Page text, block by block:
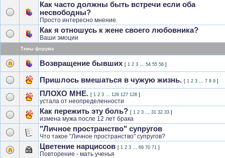
Как часто должны быть встречи если оба
несвободны?
Просто интересно мнение.
Как я отношусь к жене своего любовника?
Ваши эмоции
Темы форума
Возвращение бывших [ 1 2 3 … 54 55 56 ]
Пришлось вмешаться в чужую жизнь. [ 1 2 3 … 7 8 9 ]
ПЛОХО МНЕ. [ 1 2 3 … 126 127 128 ]
устала от неопределенности
Как пережить эту боль? [ 1 2 3 … 31 32 33 ]
измена мужа после 12 лет брака
"Личное пространство" супругов
Что такое "Личное пространство" супругов?
Цветение нарциссов [ 1 2 3 … 69 70 71 ]
Повторение - мать ученья